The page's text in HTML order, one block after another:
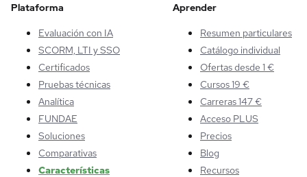
Plataforma
Evaluación con IA
SCORM, LTI y SSO
Certificados
Pruebas técnicas
Analítica
FUNDAE
Soluciones
Comparativas
Características
Aprender
Resumen particulares
Catálogo individual
Ofertas desde 1 €
Cursos 19 €
Carreras 147 €
Acceso PLUS
Precios
Blog
Recursos